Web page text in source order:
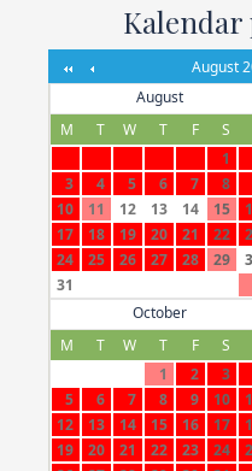
Kalendar
August
August
M
T W T F S
1
3
4 5 6 7 8
10
11 12 13 14 15
17
18 19 20 21 22
24
25 26 27 28 29
31
October
M
T W T F S
1
2 3
5
6 7 8 9 10
12
13 14 15 16 17
19
20 21 22 23 24